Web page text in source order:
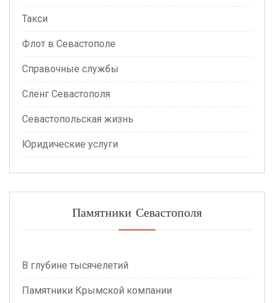
Такси
Флот в Севастополе
Справочные службы
Сленг Севастополя
Севастопольская жизнь
Юридические услуги
Памятники Севастополя
В глубине тысячелетий
Памятники Крымской компании